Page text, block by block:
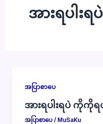
အားရပါ
အပြာစာပေ
အားရပါးရပဲ ကိုကို
အပြာစာပေ/ MuSaKu